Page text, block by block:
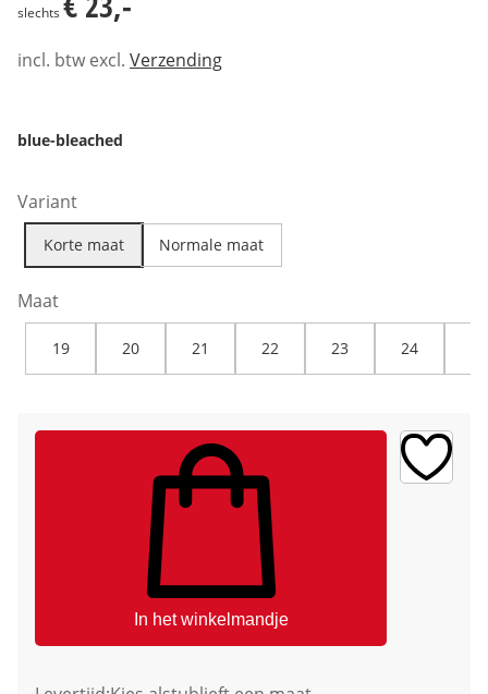
slechts
incl. btw excl. Verzending
blue-bleached
Variant
Korte maat Normale maat
Maat
19 20 21 22 23 24
In het winkelmandje